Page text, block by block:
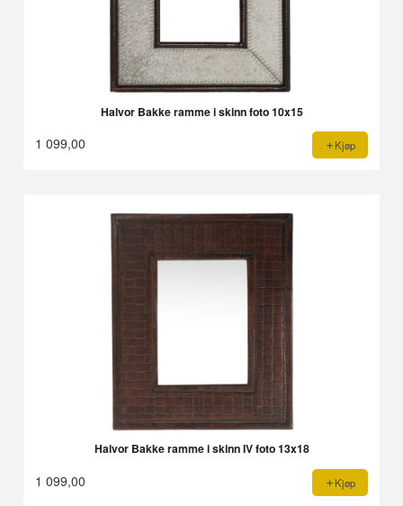
Halvor Bakke ramme i skinn foto 10x15
1 099,00 Kjøp
Halvor Bakke ramme i skinn IV foto 13x18
1 099,00 Kjøp